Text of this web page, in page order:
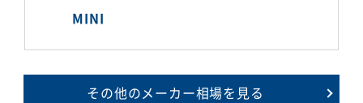
MINI
その他のメーカー相場を見る